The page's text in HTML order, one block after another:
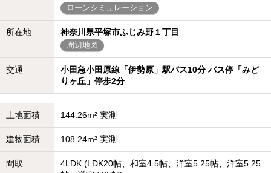
ローンシミュレーション
所在地 神奈川県平塚市ふじみ野１丁目
周辺地図
交通
小田急小田原線「伊勢原」駅バス10分 バス停「みど
りヶ丘」停歩2分
土地面積 144.26m² 実測
建物面積 108.24m² 実測
間取
4LDK (LDK20帖、和室4.5帖、洋室5.25帖、洋室5.25